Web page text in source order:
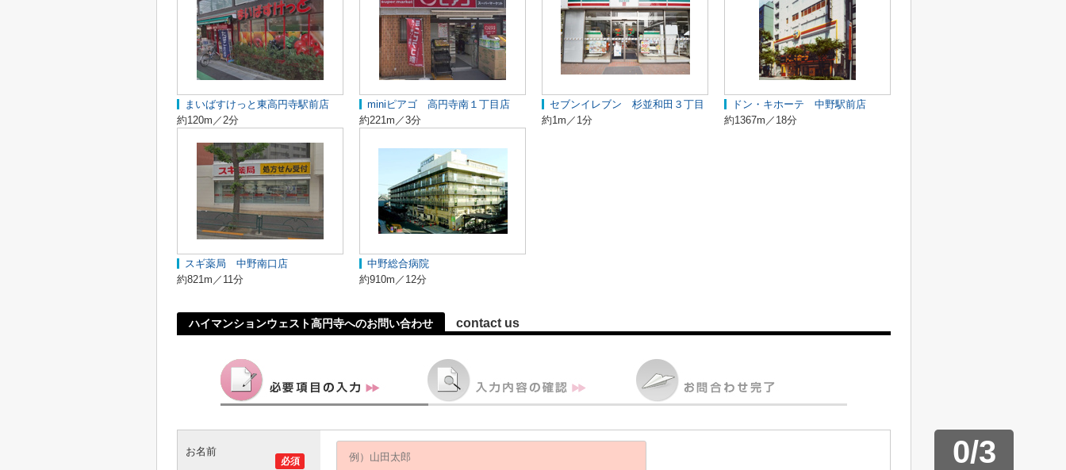
まいばすけっと東高円寺駅前店
約120m／2分
miniピアゴ 高円寺南１丁目店
約221m／3分
セブンイレブン 杉並和田３丁目
約1m／1分
ドン・キホーテ 中野駅前店
約1367m／18分
スギ薬局 中野南口店
約821m／11分
中野総合病院
約910m／12分
ハイマンションウェスト高円寺へのお問い合わせ contact us
0/3
必須
お名前